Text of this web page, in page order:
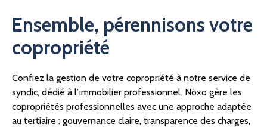
Ensemble, pérennisons votre
copropriété
Confiez la gestion de votre copropriété à notre service de
syndic, dédié à l’immobilier professionnel. Nöxo gère les
copropriétés professionnelles avec une approche adaptée
au tertiaire : gouvernance claire, transparence des charges,